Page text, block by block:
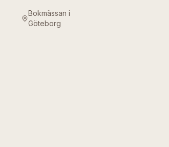
Bokmässan i
Göteborg